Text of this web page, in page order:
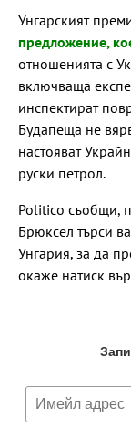
Унгарският
предложение,
отношенията с
включваща
инспектират
Будапеща не
настояват
руски петрол.
Politico съобщи,
Брюксел търси
Унгария, за да
окаже натиск